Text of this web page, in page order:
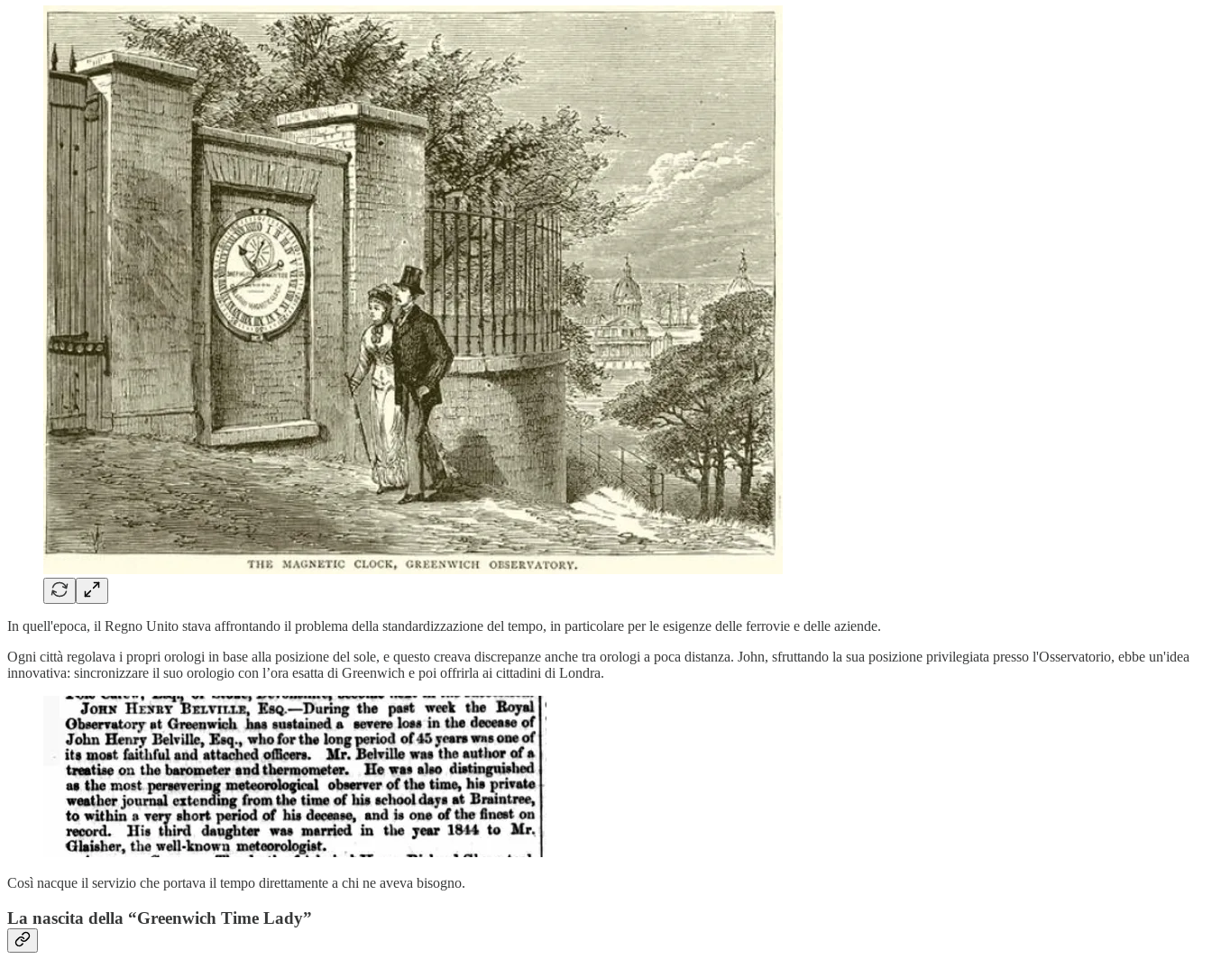
In quell'epoca, il Regno Unito stava affrontando il problema della standardizzazione del tempo, in particolare per le esigenze delle ferrovie e delle aziende.
Ogni città regolava i propri orologi in base alla posizione del sole, e questo creava discrepanze anche tra orologi a poca distanza. John, sfruttando la sua posizione privilegiata presso l'Osservatorio, ebbe un'idea
innovativa: sincronizzare il suo orologio con l’ora esatta di Greenwich e poi offrirla ai cittadini di Londra.
Così nacque il servizio che portava il tempo direttamente a chi ne aveva bisogno.
La nascita della “Greenwich Time Lady”